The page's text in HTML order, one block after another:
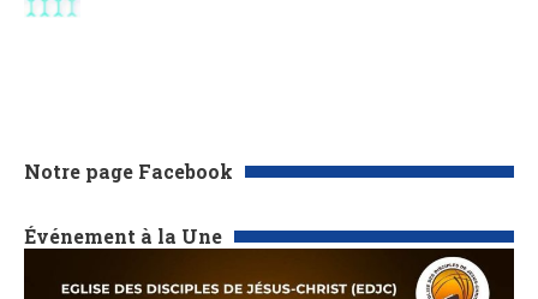
Notre page Facebook
Événement à la Une